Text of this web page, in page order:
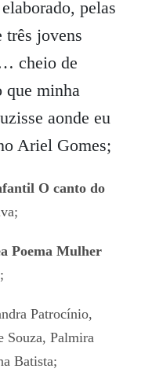
pelas
três jovens
cheio de
que minha
aonde eu
Ariel Gomes;
O canto do
Poema Mulher
Patrocínio,
Souza, Palmira
Batista;